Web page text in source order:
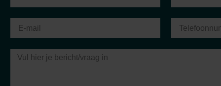
Cas Rustemeijer